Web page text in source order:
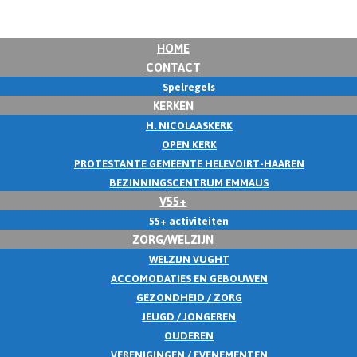
HOME
CONTACT
Spelregels
KERKEN
H. NICOLAASKERK
OPEN KERK
PROTESTANTE GEMEENTE HELEVOIRT-HAAREN
BEZINNINGSCENTRUM EMMAUS
V55+
55+ activiteiten
ZORG/WELZIJN
WELZIJN VUGHT
ACCOMODATIES EN GEBOUWEN
GEZONDHEID / ZORG
JEUGD / JONGEREN
OUDEREN